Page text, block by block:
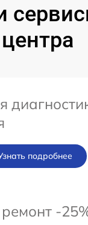
центра
подробнее
-